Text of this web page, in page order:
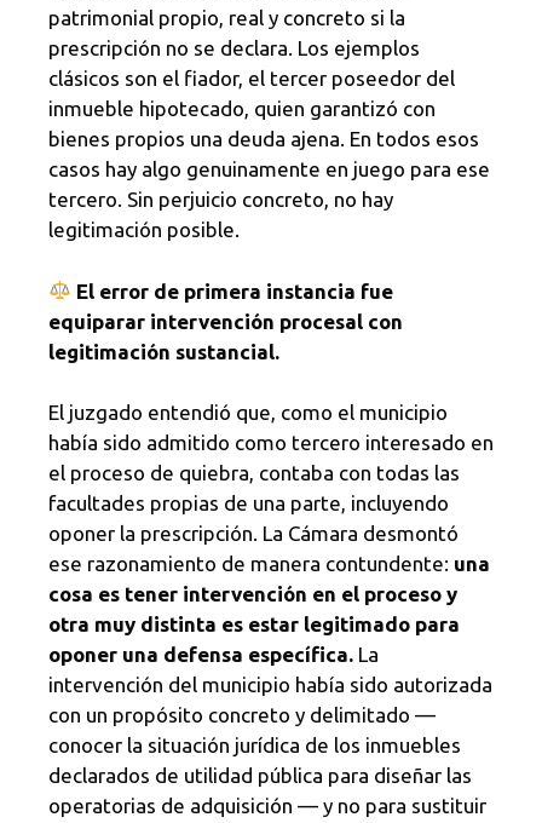
patrimonial propio, real y concreto si la
prescripción no se declara. Los ejemplos
clásicos son el fiador, el tercer poseedor del
inmueble hipotecado, quien garantizó con
bienes propios una deuda ajena. En todos esos
casos hay algo genuinamente en juego para ese
tercero. Sin perjuicio concreto, no hay
legitimación posible.
El error de primera instancia fue
equiparar intervención procesal con
legitimación sustancial.
El juzgado entendió que, como el municipio
había sido admitido como tercero interesado en
el proceso de quiebra, contaba con todas las
facultades propias de una parte, incluyendo
oponer la prescripción. La Cámara desmontó
ese razonamiento de manera contundente: una
cosa es tener intervención en el proceso y
otra muy distinta es estar legitimado para
oponer una defensa específica. La
intervención del municipio había sido autorizada
con un propósito concreto y delimitado —
conocer la situación jurídica de los inmuebles
declarados de utilidad pública para diseñar las
operatorias de adquisición — y no para sustituir